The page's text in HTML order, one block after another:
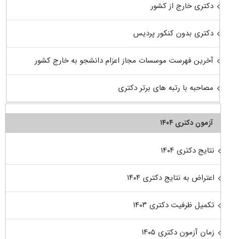
دکتری خارج از کشور
دکتری بدون کنکور پردیس
آخرین فهرست موسسات مجاز اعزام دانشجو به خارج کشور
مصاحبه با رتبه های برتر دکتری
آزمون دکتری ۱۴۰۴
نتایج دکتری ۱۴۰۴
اعتراض به نتایج دکتری ۱۴۰۴
تکمیل ظرفیت دکتری ۱۴۰۳
زمان آزمون دکتری ۱۴۰۵